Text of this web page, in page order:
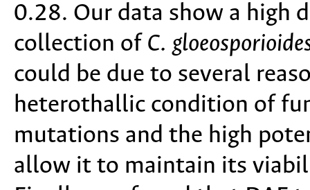
0.28. Our data show a high
collection of C.
could be due to several
heterothallic condition of
mutations and the high
allow it to maintain its